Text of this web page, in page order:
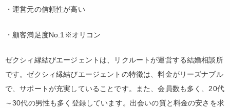
・運営元の信頼性が高い
・顧客満足度No.1※オリコン
ゼクシィ縁結びエージェントは、リクルートが運営する結婚相談所
です。ゼクシィ縁結びエージェントの特徴は、料金がリーズナブル
で、サポートが充実していることです。また、会員数も多く、20代
～30代の男性も多く登録しています。出会いの質と料金の安さを求